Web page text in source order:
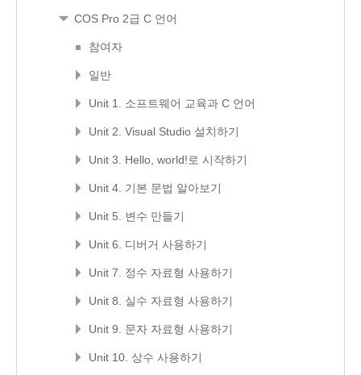
COS Pro 2급 C 언어
참여자
일반
Unit 1. 소프트웨어 교육과 C 언어
Unit 2. Visual Studio 설치하기
Unit 3. Hello, world!로 시작하기
Unit 4. 기본 문법 알아보기
Unit 5. 변수 만들기
Unit 6. 디버거 사용하기
Unit 7. 정수 자료형 사용하기
Unit 8. 실수 자료형 사용하기
Unit 9. 문자 자료형 사용하기
Unit 10. 상수 사용하기